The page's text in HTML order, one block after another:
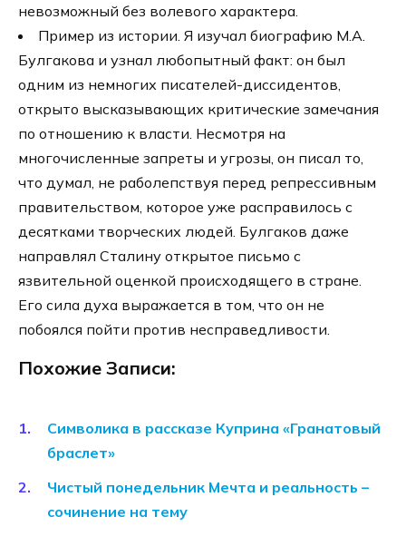
невозможный без волевого характера.
Пример из истории. Я изучал биографию М.А.
Булгакова и узнал любопытный факт: он был
одним из немногих писателей-диссидентов,
открыто высказывающих критические замечания
по отношению к власти. Несмотря на
многочисленные запреты и угрозы, он писал то,
что думал, не раболепствуя перед репрессивным
правительством, которое уже расправилось с
десятками творческих людей. Булгаков даже
направлял Сталину открытое письмо с
язвительной оценкой происходящего в стране.
Его сила духа выражается в том, что он не
побоялся пойти против несправедливости.
Похожие Записи:
Символика в рассказе Куприна «Гранатовый
браслет»
Чистый понедельник Мечта и реальность –
сочинение на тему